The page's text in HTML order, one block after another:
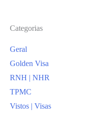
Categorias
Geral
Golden Visa
RNH | NHR
TPMC
Vistos | Visas